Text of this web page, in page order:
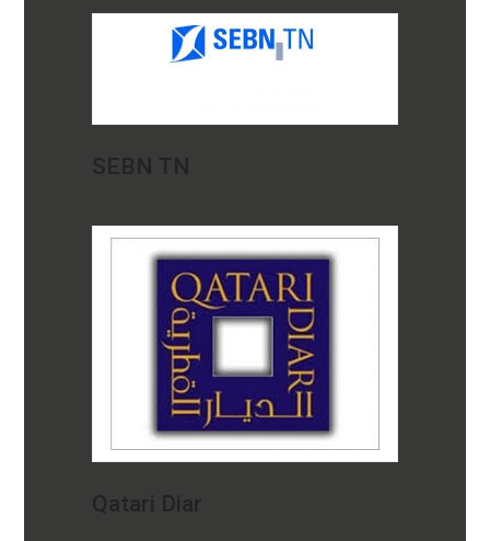
SEBN TN
Qatari Diar